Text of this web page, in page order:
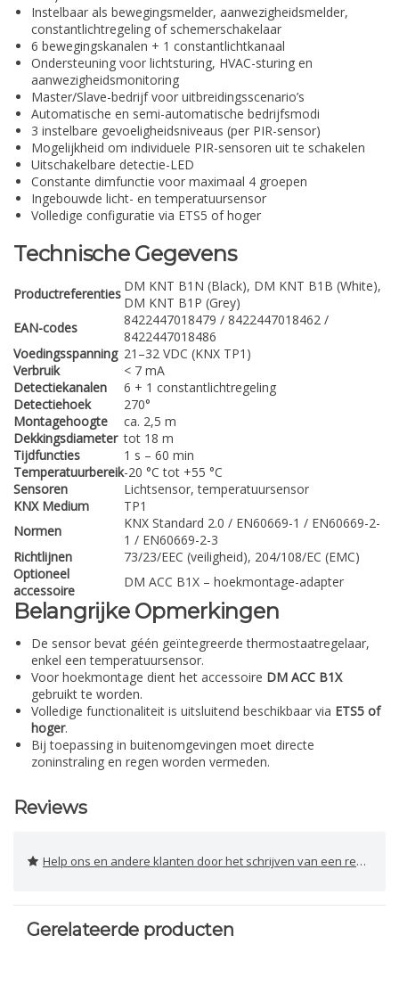
Instelbaar als bewegingsmelder, aanwezigheidsmelder,
constantlichtregeling of schemerschakelaar
6 bewegingskanalen + 1 constantlichtkanaal
Ondersteuning voor lichtsturing, HVAC-sturing en
aanwezigheidsmonitoring
Master/Slave-bedrijf voor uitbreidingsscenario’s
Automatische en semi-automatische bedrijfsmodi
3 instelbare gevoeligheidsniveaus (per PIR-sensor)
Mogelijkheid om individuele PIR-sensoren uit te schakelen
Uitschakelbare detectie-LED
Constante dimfunctie voor maximaal 4 groepen
Ingebouwde licht- en temperatuursensor
Volledige configuratie via ETS5 of hoger
Technische Gegevens
Productreferenties DM KNT B1N (Black), DM KNT B1B (White),
DM KNT B1P (Grey)
EAN-codes
8422447018479 / 8422447018462 /
8422447018486
Voedingsspanning 21–32 VDC (KNX TP1)
Verbruik
< 7 mA
Detectiekanalen
6 + 1 constantlichtregeling
Detectiehoek
270°
Montagehoogte
ca. 2,5 m
Dekkingsdiameter tot 18 m
Tijdfuncties
1 s – 60 min
Temperatuurbereik-20 °C tot +55 °C
Sensoren
Lichtsensor, temperatuursensor
KNX Medium
TP1
Normen
KNX Standard 2.0 / EN60669-1 / EN60669-2-
1 / EN60669-2-3
Richtlijnen
73/23/EEC (veiligheid), 204/108/EC (EMC)
Optioneel
accessoire
DM ACC B1X – hoekmontage-adapter
Belangrijke Opmerkingen
De sensor bevat géén geïntegreerde thermostaatregelaar,
enkel een temperatuursensor.
Voor hoekmontage dient het accessoire DM ACC B1X
gebruikt te worden.
Volledige functionaliteit is uitsluitend beschikbaar via ETS5 of
hoger.
Bij toepassing in buitenomgevingen moet directe
zoninstraling en regen worden vermeden.
Reviews
Help ons en andere klanten door het schrijven van een review
Gerelateerde producten